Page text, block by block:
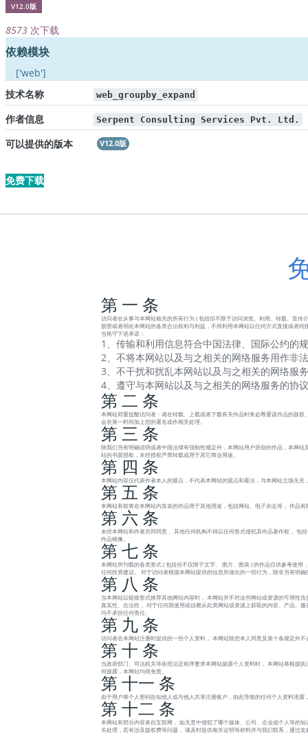
V12.0版
8573 次下载
依赖模块
['web']
技术名称
web_groupby_expand
作者信息 Serpent Consulting Services Pvt. Ltd.
可以提供的版本 V12.0版
免费下载
第 一 条
访问者在从事与本网站相关的所有行为 ( 包括但不限于访问浏览、利用、转载、宣传
损害或者弱化本网站的各类合法权利与利益，不得利用本网站以任何方式直接或者
当恪守下述承诺：
1、传输和利用信息符合中国法律、国际公约的
2、不将本网站以及与之相关的网络服务用作非
3、不干扰和扰乱本网站以及与之相关的网络服
4、遵守与本网站以及与之相关的网络服务的协
第 二 条
本网站郑重提醒访问者：请在转载、上载或者下载有关作品时务必尊重该作品的版
会在第一时间加上您的署名或作相关处理。
第 三 条
除我们另有明确说明或者中国法律有强制性规定外，本网站用户原创的作品，本网
站的书面授权，未经授权严禁转载或用于其它商业用途。
第 四 条
本网站内容仅代表作者本人的观点，不代表本网站的观点和看法，与本网站立场无关
第 五 条
本网站有权将在本网站内发表的作品用于其他用途，包括网站、电子杂志等， 作品
第 六 条
未经本网站和作者共同同意， 其他任何机构不得以任何形式侵犯其作品著作权， 包
作品镜像。
第 七 条
本网站所刊载的各类形式 ( 包括但不仅限于文字、 图片、图表 ) 的作品仅供参考使
任何投资建议。 对于访问者根据本网站提供的信息所做出的一切行为，除非另有明
第 八 条
当本网站以链接形式推荐其他网站内容时， 本网站并不对这些网站或资源的可用性
真实性、合法性， 对于任何因使用或信赖从此类网站或资源上获取的内容、产品、
均不承担任何责任。
第 九 条
访问者在本网站注册时提供的一些个人资料， 本网站除您本人同意及第十条规定外
第 十 条
当政府部门、司法机关等依照法定程序要求本网站披露个人资料时， 本网站将根据
何披露，本网站均得免责。
第 十一 条
由于用户将个人密码告知他人或与他人共享注册账户，由此导致的任何个人资料泄露
第 十二 条
本网站有部分内容来自互联网， 如无意中侵犯了哪个媒体、公司、企业或个人等的
关处理，若有涉及版权费等问题， 请及时提供相关证明等材料并与我们联系，通过